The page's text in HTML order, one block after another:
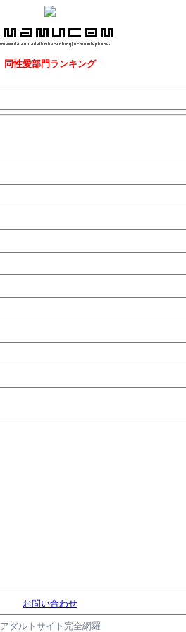
同性愛部門ランキング
お問い合わせ
アダルトサイト完全網羅